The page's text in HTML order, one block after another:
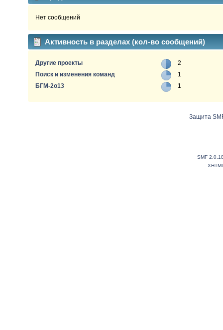
Нет сообщений
Активность в разделах (кол-во сообщений)
Другие проекты
2
Поиск и изменения команд
1
БГМ-2о13
1
Защита
SMF